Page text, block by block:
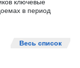
ключевые
в период
Весь список